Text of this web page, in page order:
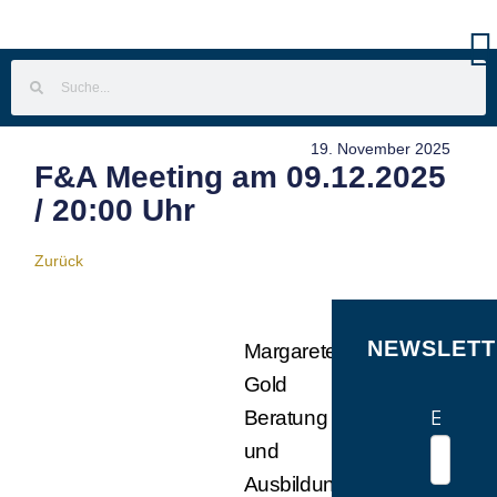
19. November 2025
F&A Meeting am 09.12.2025
/ 20:00 Uhr
Zurück
Margarete
Gold
Beratung
und
Ausbildung